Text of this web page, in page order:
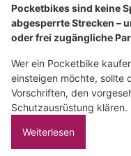
Pocketbikes sind keine
abgesperrte Strecken –
oder frei zugängliche
Wer ein Pocketbike
einsteigen möchte, sollte
Vorschriften, den
Schutzausrüstung klären.
Weiterlesen